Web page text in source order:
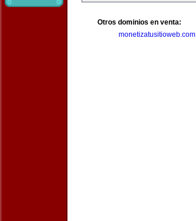
Otros dominios en venta:
monetizatusitioweb.com